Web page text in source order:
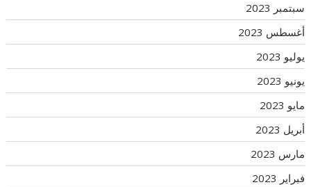
سبتمبر 2023
أغسطس 2023
يوليو 2023
يونيو 2023
مايو 2023
أبريل 2023
مارس 2023
فبراير 2023